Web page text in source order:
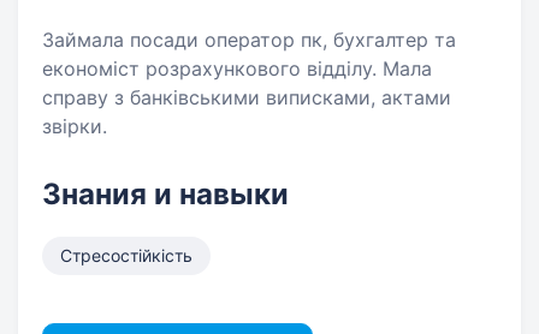
Займала посади оператор пк, бухгалтер та
економіст розрахункового відділу. Мала
справу з банківськими виписками, актами
звірки.
Знания и навыки
Стресостійкість